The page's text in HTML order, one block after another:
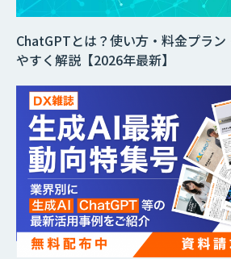
ChatGPTとは？使い方・料金プラン
やすく解説【2026年最新】